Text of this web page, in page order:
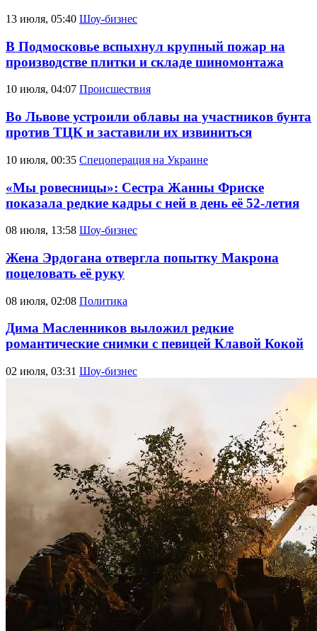
13 июля, 05:40 Шоу-бизнес
В Подмосковье вспыхнул крупный пожар на
производстве плитки и складе шиномонтажа
10 июля, 04:07 Происшествия
Во Львове устроили облавы на участников бунта
против ТЦК и заставили их извиниться
10 июля, 00:35 Спецоперация на Украине
«Мы ровесницы»: Сестра Жанны Фриске
показала редкие кадры с ней в день её 52-летия
08 июля, 13:58 Шоу-бизнес
Жена Эрдогана отвергла попытку Макрона
поцеловать её руку
08 июля, 02:08 Политика
Дима Масленников выложил редкие
романтические снимки с певицей Клавой Кокой
02 июля, 03:31 Шоу-бизнес